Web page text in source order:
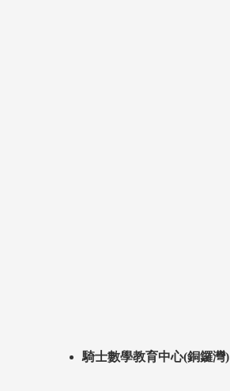
騎士數學教育中心(銅鑼灣)